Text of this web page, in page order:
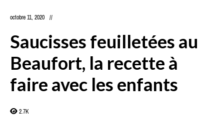
octobre 11, 2020
Saucisses feuilletées au
Beaufort, la recette à
faire avec les enfants
2.7K